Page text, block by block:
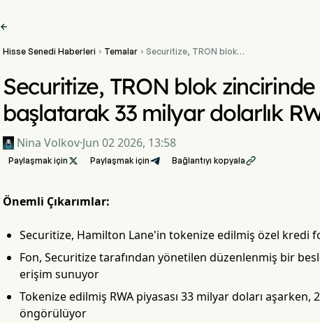

Hisse Senedi Haberleri  Temalar  Securitize, TRON blok
milyar dolarlık RWA
piyasasına açılıyor
Securitize, TRON blok
başlatarak 33 milyar dolarlık
Nina Volkov·Jun 02 2026, 13:58
Paylaşmak için  Paylaşmak için Bağlantıyı kopyala
Önemli Çıkarımlar:
Securitize, Hamilton Lane'in tokenize edilmiş özel kredi
Fon, Securitize tarafından yönetilen düzenlenmiş bir
erişim sunuyor
Tokenize edilmiş RWA piyasası 33 milyar doları aşarken,
öngörülüyor